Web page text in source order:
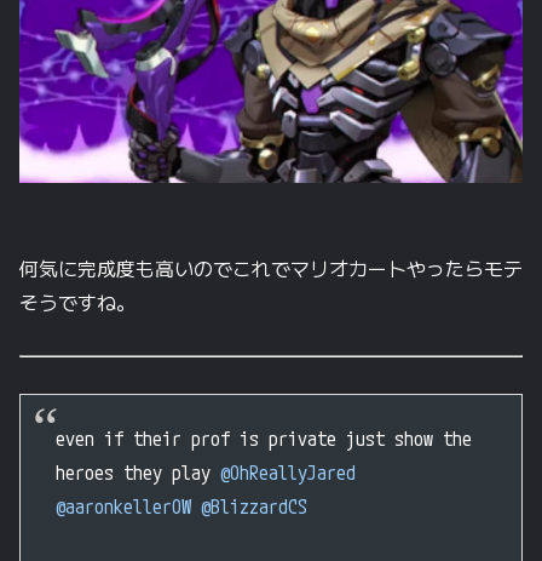
何気に完成度も高いのでこれでマリオカートやったらモテ
そうですね。
even if their prof is private just show the
heroes they play @OhReallyJared
@aaronkellerOW @BlizzardCS